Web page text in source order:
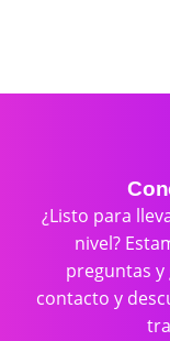
¿Listo para
nivel?
preguntas y
contacto y